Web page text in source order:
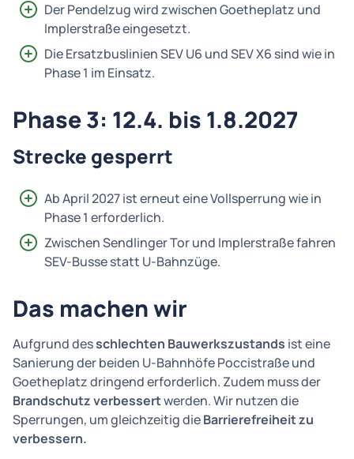
Der Pendelzug wird zwischen Goetheplatz und
Implerstraße eingesetzt.
Die Ersatzbuslinien SEV U6 und SEV X6 sind wie in
Phase 1 im Einsatz.
Phase 3: 12.4. bis 1.8.2027
Strecke gesperrt
Ab April 2027 ist erneut eine Vollsperrung wie in
Phase 1 erforderlich.
Zwischen Sendlinger Tor und Implerstraße fahren
SEV-Busse statt U-Bahnzüge.
Das machen wir
Aufgrund desschlechten Bauwerkszustands ist eine
Sanierung der beiden U-Bahnhöfe Poccistraße und
Goetheplatz dringend erforderlich. Zudem muss der
Brandschutz verbessertwerden. Wir nutzen die
Sperrungen, um gleichzeitig dieBarrierefreiheit zu
verbessern.